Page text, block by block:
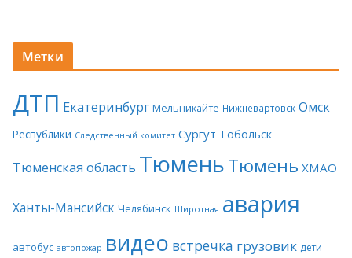
Метки
ДТП Екатеринбург Мельникайте Нижневартовск Омск
Республики Следственный комитет Сургут Тобольск
Тюменская область ТюменьТюмень ХМАО
Ханты-Мансийск Челябинск Широтная авария
автобус автопожар видео встречка грузовик дети